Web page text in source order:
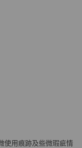
色 XL
使用痕跡及些微瑕疵情